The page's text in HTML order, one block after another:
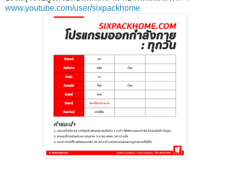
www.youtube.com/user/sixpackhome